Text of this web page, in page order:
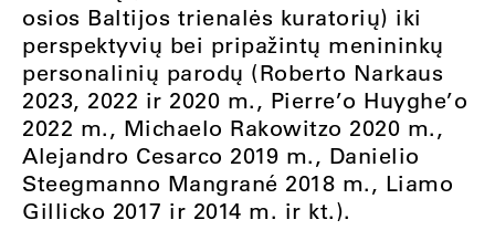
osios Baltijos trienalės kuratorių) iki
perspektyvių bei pripažintų menininkų
personalinių parodų (Roberto Narkaus
2023, 2022 ir 2020 m., Pierre’o Huyghe’o
2022 m., Michaelo Rakowitzo 2020 m.,
Alejandro Cesarco 2019 m., Danielio
Steegmanno Mangrané 2018 m., Liamo
Gillicko 2017 ir 2014 m. ir kt.).